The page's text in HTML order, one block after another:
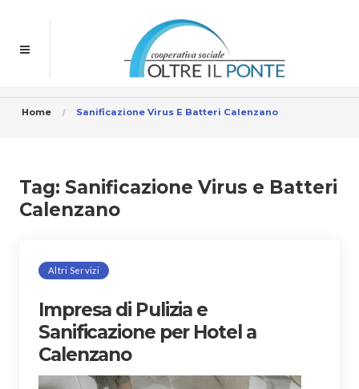
Home Sanificazione Virus E Batteri Calenzano
Tag: Sanificazione Virus e Batteri
Calenzano
Altri Servizi
Impresa di Pulizia e
Sanificazione per Hotel a
Calenzano